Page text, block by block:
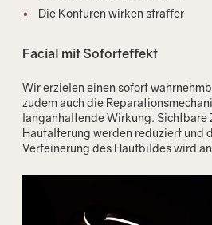
Die Konturen wirken straffer
Facial mit Soforteffekt
Wir erzielen einen sofort
zudem auch die
langanhaltende Wirkung. Sichtbare
Hautalterung werden reduziert und
Verfeinerung des Hautbildes wird